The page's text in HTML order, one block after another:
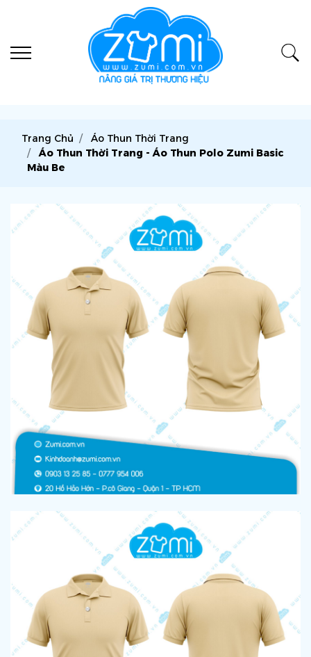
Trang Chủ
Áo Thun Thời Trang
Áo Thun Thời Trang - Áo Thun Polo Zumi Basic
Màu Be